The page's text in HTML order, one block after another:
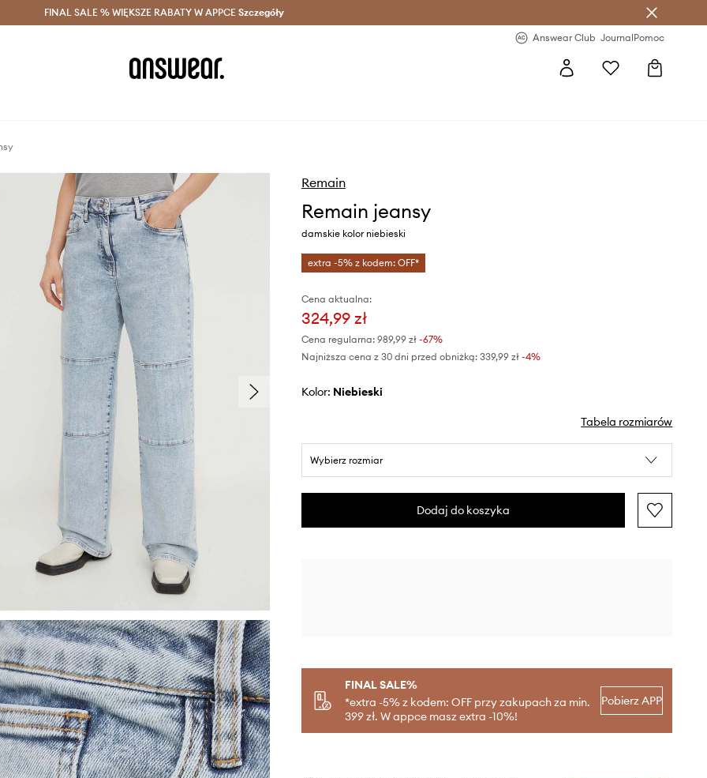
Oszczędzaj z Answear Club > Dostawa nawet w 24h >
FINAL SALE % WIĘKSZE RABATY W APPCE Szczegóły
Answear Club JournalPomoc
Remain
Remain jeansy
damskie kolor niebieski
extra -5% z kodem: OFF*
Cena aktualna:
324,99 zł
Cena regularna: 989,99 zł-67%
Najniższa cena z 30 dni przed obniżką: 339,99 zł -4%
Kolor: niebieski
Tabela rozmiarów
Wybierz rozmiar
Dodaj do koszyka
FINAL SALE%
*extra -5% z kodem: OFF przy zakupach za min.
399 zł. W appce masz extra -10%!
Pobierz APP